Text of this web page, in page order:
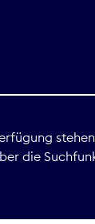
die